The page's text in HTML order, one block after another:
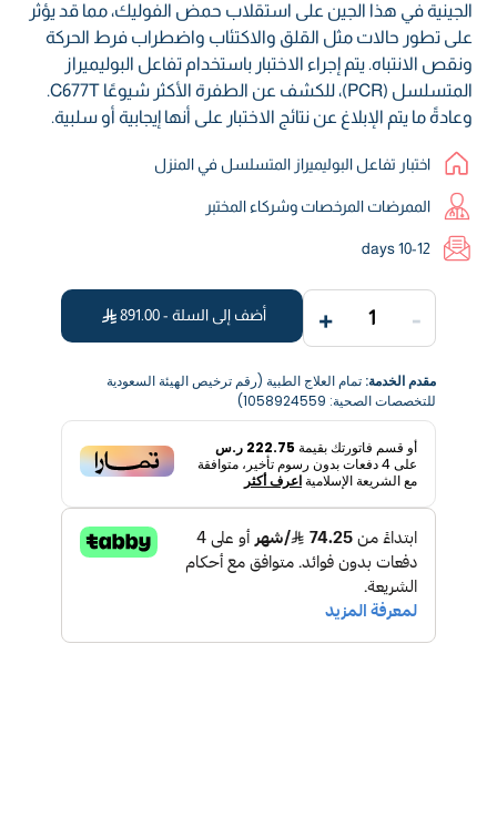
الجينية في هذا الجين على استقلاب حمض الفوليك، مما قد يؤثر
على تطور حالات مثل القلق والاكتئاب واضطراب فرط الحركة
ونقص الانتباه. يتم إجراء الاختبار باستخدام تفاعل البوليميراز
المتسلسل (PCR)، للكشف عن الطفرة الأكثر شيوعًا C677T.
وعادةً ما يتم الإبلاغ عن نتائج الاختبار على أنها إيجابية أو سلبية.
اختبار تفاعل البوليميراز المتسلسل في المنزل
الممرضات المرخصات وشركاء المختبر
10-12 days
-
1
+ أضف إلى السلة -891.00
مقدم الخدمة: تمام العلاج الطبية (رقم ترخيص الهيئة السعودية
للتخصصات الصحية: 1058924559)
أو قسم فاتورتك بقيمة 222.75 ر.س
على4دفعات بدون رسوم تأخير، متوافقة
مع الشريعة الإسلاميةاعرف أكثر